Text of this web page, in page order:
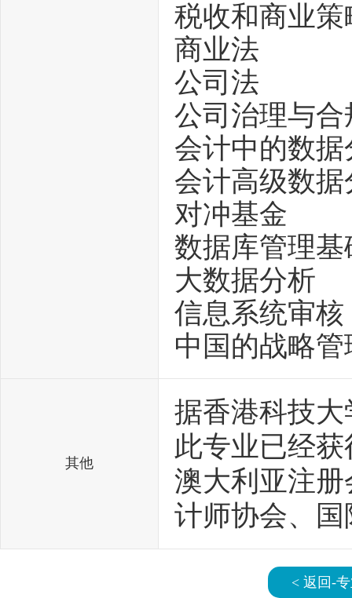
税收和商业策
商业法
公司法
公司治理与合
会计中的数据
会计高级数据
对冲基金
数据库管理基
大数据分析
信息系统审核
中国的战略管
其他
据香港科技
此专业已经
澳大利亚注
计师协会、
< 返回-